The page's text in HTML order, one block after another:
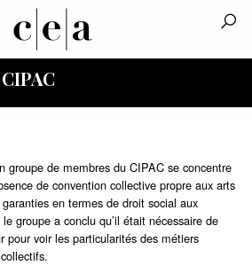
groupe de membres du CIPAC se concentre
de convention collective propre aux arts
en termes de droit social aux
groupe a conclu qu’il était nécessaire de
pour voir les particularités des métiers